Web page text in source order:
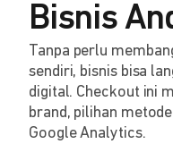
Bisnis
Tanpa perlu
sendiri, bisnis bisa
digital. Checkout ini
brand, pilihan
Google Analytics.